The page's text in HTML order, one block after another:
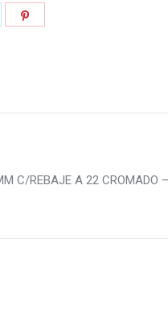
C/REBAJE A 22 CROMADO